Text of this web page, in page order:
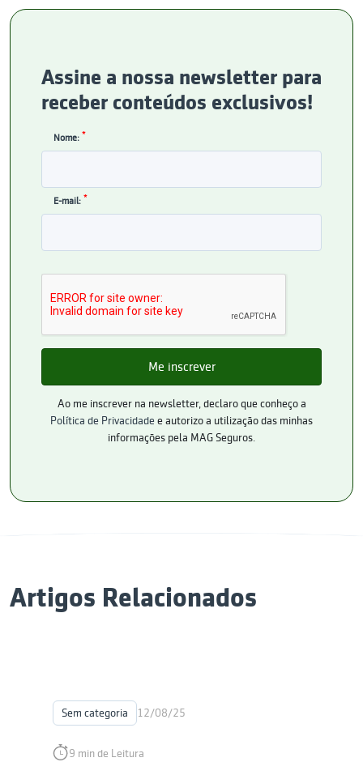
Assine a nossa newsletter para
receber conteúdos exclusivos!
Nome: *
E-mail: *
Ao me inscrever na newsletter, declaro que conheço a
Política de Privacidade e autorizo a utilização das minhas
informações pela MAG Seguros.
Artigos Relacionados
Sem categoria 12/08/25
9 min de Leitura